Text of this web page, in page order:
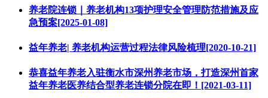
养老院连锁｜养老机构13项护理安全管理防范措施及应
急预案[2025-01-08]
益年养老| 养老机构运营过程法律风险梳理[2020-10-21]
恭喜益年养老入驻衡水市深州养老市场，打造深州首家
益年养老医养结合型养老连锁分院在即！[2021-03-11]